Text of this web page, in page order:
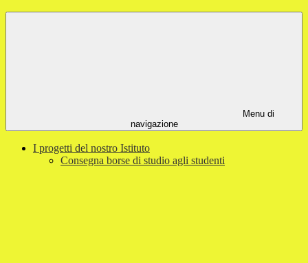
Menu di
navigazione
I progetti del nostro Istituto
Consegna borse di studio agli studenti